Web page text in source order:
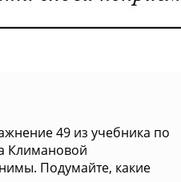
49 из учебника по
Климановой
Подумайте, какие